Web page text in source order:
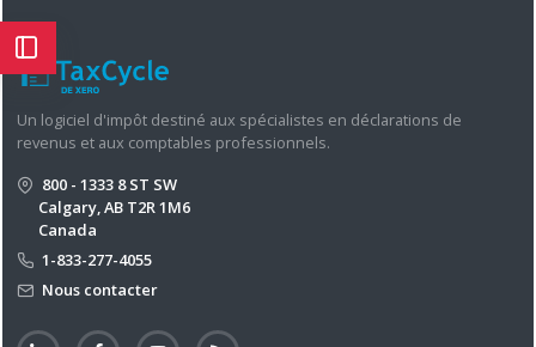
Un logiciel d'impôt destiné aux spécialistes en déclarations de
revenus et aux comptables professionnels.
800 - 1333 8 ST SW
Calgary, AB T2R 1M6
Canada
1-833-277-4055
Nous contacter